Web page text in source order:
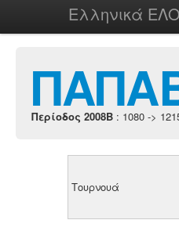
Ελληνικά ΕΛΟ
Περίοδος 2008B : 1080 ->
Τουρνουά